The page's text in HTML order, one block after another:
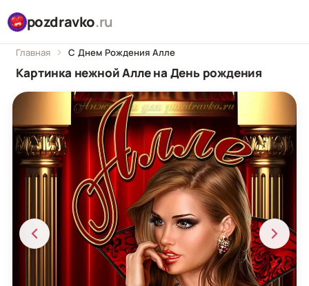
pozdravko.ru
Главная С Днем Рождения Алле
Картинка нежной Алле на День рождения